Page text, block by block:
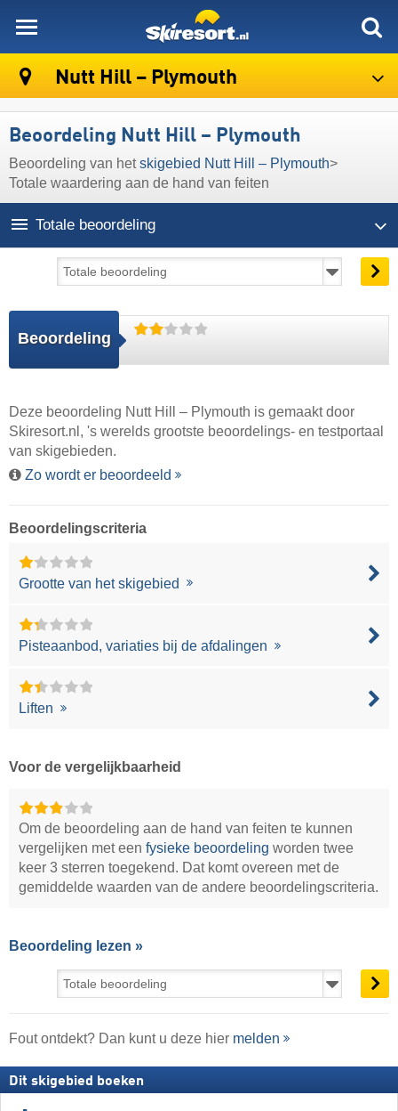
Nutt Hill – Plymouth
Beoordeling Nutt Hill – Plymouth
Beoordeling van hetskigebied Nutt Hill – Plymouth>
Totale waardering aan de hand van feiten
Totale beoordeling
Beoordeling
Deze beoordeling Nutt Hill – Plymouth is gemaakt door
Skiresort.nl , 's werelds grootste beoordelings- en testportaal
van skigebieden.
Zo wordt er beoordeeld
Beoordelingscriteria
Grootte van het skigebied
Pisteaanbod, variaties bij de afdalingen
Liften
Voor de vergelijkbaarheid
Om de beoordeling aan de hand van feiten te kunnen
vergelijken met eenfysieke beoordeling worden twee
keer 3 sterren toegekend. Dat komt overeen met de
gemiddelde waarden van de andere beoordelingscriteria.
Beoordeling lezen »
Fout ontdekt? Dan kunt u deze hier melden
Dit skigebied boeken